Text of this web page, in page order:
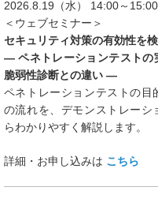
2026.8.19（水） 14:00～15:00
＜ウェブセミナー＞
セキュリティ対策の有効性を
― ペネトレーションテストの
脆弱性診断との違い ―
ペネトレーションテストの目
の流れを、デモンストレーシ
らわかりやすく解説します。
詳細・お申し込みは こちら